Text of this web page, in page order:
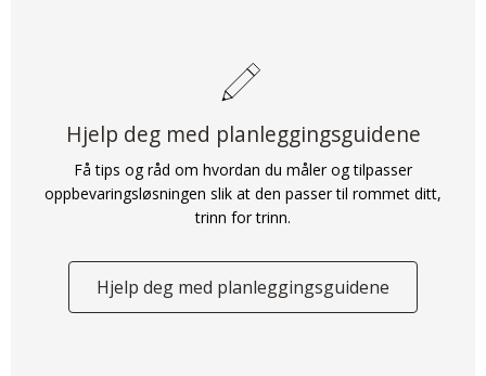
Hjelp deg med planleggingsguidene
Få tips og råd om hvordan du måler og tilpasser
oppbevaringsløsningen slik at den passer til rommet ditt,
trinn for trinn.
Hjelp deg med planleggingsguidene